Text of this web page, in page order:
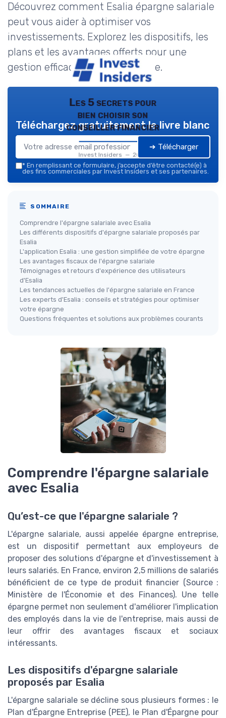
Découvrez comment Esalia épargne salariale
peut vous aider à optimiser vos
investissements. Explorez les dispositifs, les
plans et les avantages offerts pour une
gestion efficace de votre épargne.
Les 5 secrets pour
bien choisir son
conseiller financier
Invest Insiders — 2026
Téléchargez gratuitement le livre blanc
➔ Télécharger
* En remplissant ce formulaire, j’accepte d’être contacté(e) à
des fins commerciales par Invest Insiders et ses partenaires.
SOMMAIRE
Comprendre l'épargne salariale avec Esalia
Les différents dispositifs d'épargne salariale proposés par
Esalia
L'application Esalia : une gestion simplifiée de votre épargne
Les avantages fiscaux de l'épargne salariale
Témoignages et retours d'expérience des utilisateurs
d'Esalia
Les tendances actuelles de l'épargne salariale en France
Les experts d'Esalia : conseils et stratégies pour optimiser
votre épargne
Questions fréquentes et solutions aux problèmes courants
Comprendre l'épargne salariale
avec Esalia
Qu’est-ce que l'épargne salariale ?
L'épargne salariale, aussi appelée épargne entreprise,
est un dispositif permettant aux employeurs de
proposer des solutions d'épargne et d'investissement à
leurs salariés. En France, environ 2,5 millions de salariés
bénéficient de ce type de produit financier (Source :
Ministère de l'Économie et des Finances). Une telle
épargne permet non seulement d'améliorer l'implication
des employés dans la vie de l'entreprise, mais aussi de
leur offrir des avantages fiscaux et sociaux
intéressants.
Les dispositifs d'épargne salariale
proposés par Esalia
L'épargne salariale se décline sous plusieurs formes : le
Plan d'Épargne Entreprise (PEE), le Plan d'Épargne pour